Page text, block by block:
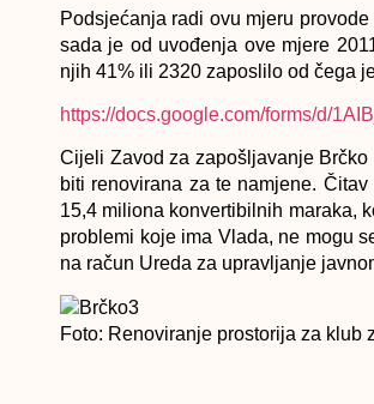
Podsjećanja radi ovu mjeru
sada je od uvođenja ove mjere
njih 41% ili 2320 zaposlilo od čega
https://docs.google.com/forms/d/
Cijeli Zavod za zapošljavanje Brčko
biti renovirana za te namjene.
15,4 miliona konvertibilnih maraka,
problemi koje ima Vlada, ne mogu
na račun Ureda za upravljanje
Foto: Renoviranje prostorija za klub